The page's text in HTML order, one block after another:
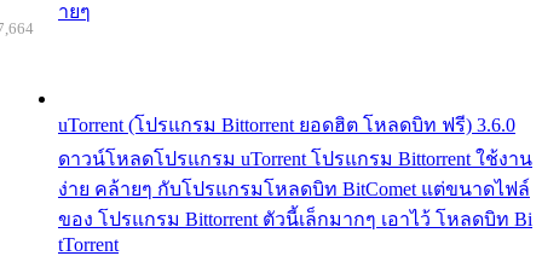
ายๆ
uTorrent (โปรแกรม Bittorrent ยอดฮิต โหลดบิท ฟรี) 3.6.0
ดาวน์โหลดโปรแกรม uTorrent โปรแกรม Bittorrent ใช้งาน
ง่าย คล้ายๆ กับโปรแกรมโหลดบิท BitComet แต่ขนาดไฟล์
ของ โปรแกรม Bittorrent ตัวนี้เล็กมากๆ เอาไว้ โหลดบิท Bi
tTorrent